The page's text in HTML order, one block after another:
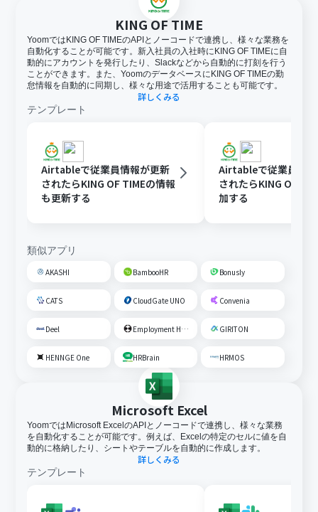
KING OF TIME
YoomではKING OF TIMEのAPIとノーコードで連携し、様々な業務を
自動化することが可能です。新入社員の入社時にKING OF TIMEに自
動的にアカウントを発行したり、Slackなどから自動的に打刻を行う
ことができます。また、YoomのデータベースにKING OF TIMEの勤
怠情報を自動的に同期し、様々な用途で活用することも可能です。
詳しくみる
テンプレート
Airtableで従業員情報が更新
されたらKING OF TIMEの情報
も更新する
Airtableで従業員情
されたらKING OF
加する
類似アプリ
AKASHI BambooHR Bonusly
CATS CloudGate UNO Convenia
Deel Employment Hero GIRITON
HENNGE One HRBrain HRMOS
Microsoft Excel
YoomではMicrosoft ExcelのAPIとノーコードで連携し、様々な業務
を自動化することが可能です。例えば、Excelの特定のセルに値を自
動的に格納したり、シートやテーブルを自動的に作成します。
詳しくみる
テンプレート